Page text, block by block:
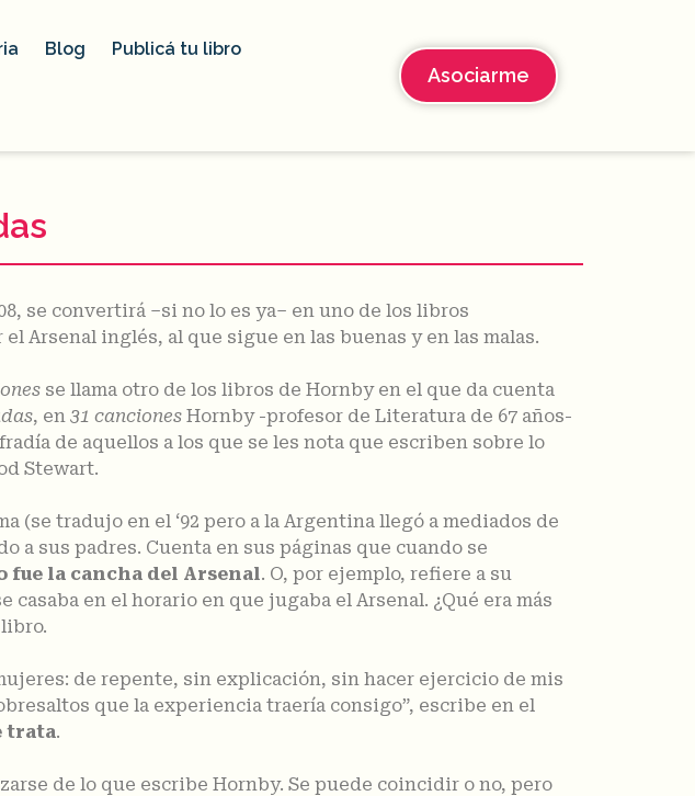
Blog Publicá tu libro
Asociarme
se convertirá –si no lo es ya– en uno de los libros
Arsenal inglés, al que sigue en las buenas y en las malas.
se llama otro de los libros de Hornby en el que da cuenta
, en 31 canciones Hornby -profesor de Literatura de 67 años-
de aquellos a los que se les nota que escriben sobre lo
Stewart.
(se tradujo en el ‘92 pero a la Argentina llegó a mediados de
a sus padres. Cuenta en sus páginas que cuando se
la cancha del Arsenal. O, por ejemplo, refiere a su
en el horario en que jugaba el Arsenal. ¿Qué era más
de repente, sin explicación, sin hacer ejercicio de mis
que la experiencia traería consigo”, escribe en el
trata.
de lo que escribe Hornby. Se puede coincidir o no, pero